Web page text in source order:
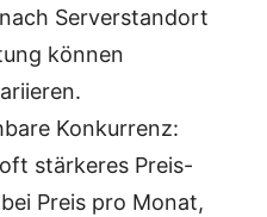
Serverstandort
können
Konkurrenz:
stärkeres Preis-
Preis pro Monat,